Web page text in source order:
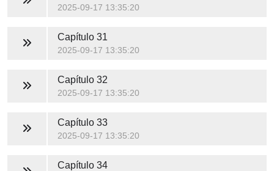
2025-09-17 13:35:20
Capítulo 31
2025-09-17 13:35:20
Capítulo 32
2025-09-17 13:35:20
Capítulo 33
2025-09-17 13:35:20
Capítulo 34